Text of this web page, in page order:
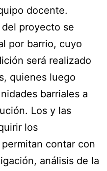
docente.
proyecto se
por barrio, cuyo
será realizado
quienes luego
barriales a
Los y las
los
contar con
análisis de la